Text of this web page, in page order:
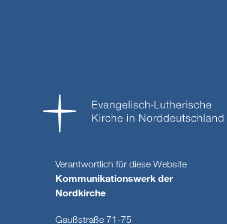
Verantwortlich für diese Website
Kommunikationswerk der
Nordkirche
Gaußstraße 71-75